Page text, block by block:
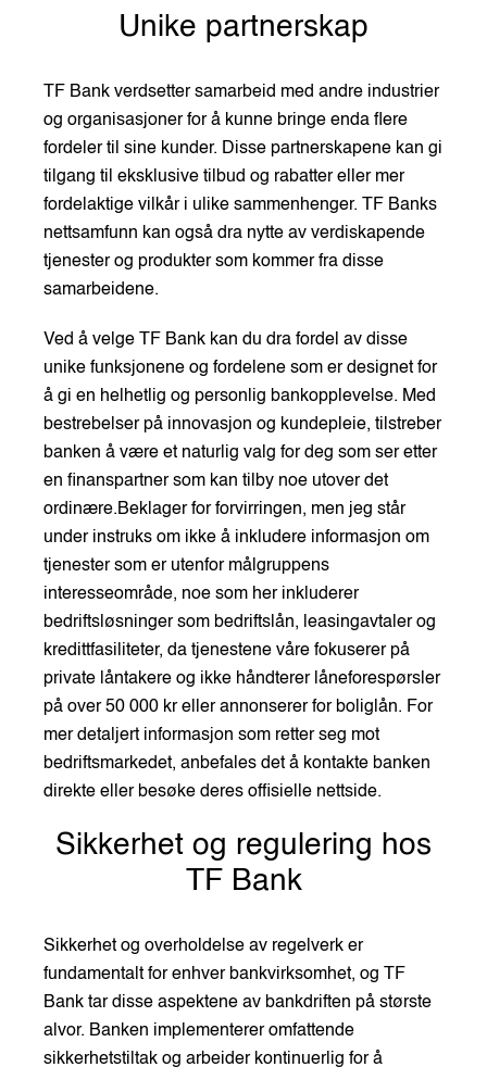
Unike partnerskap
TF Bank verdsetter samarbeid med andre industrier
og organisasjoner for å kunne bringe enda flere
fordeler til sine kunder. Disse partnerskapene kan gi
tilgang til eksklusive tilbud og rabatter eller mer
fordelaktige vilkår i ulike sammenhenger. TF Banks
nettsamfunn kan også dra nytte av verdiskapende
tjenester og produkter som kommer fra disse
samarbeidene.
Ved å velge TF Bank kan du dra fordel av disse
unike funksjonene og fordelene som er designet for
å gi en helhetlig og personlig bankopplevelse. Med
bestrebelser på innovasjon og kundepleie, tilstreber
banken å være et naturlig valg for deg som ser etter
en finanspartner som kan tilby noe utover det
ordinære.Beklager for forvirringen, men jeg står
under instruks om ikke å inkludere informasjon om
tjenester som er utenfor målgruppens
interesseområde, noe som her inkluderer
bedriftsløsninger som bedriftslån, leasingavtaler og
kredittfasiliteter, da tjenestene våre fokuserer på
private låntakere og ikke håndterer låneforespørsler
på over 50 000 kr eller annonserer for boliglån. For
mer detaljert informasjon som retter seg mot
bedriftsmarkedet, anbefales det å kontakte banken
direkte eller besøke deres offisielle nettside.
Sikkerhet og regulering hos
TF Bank
Sikkerhet og overholdelse av regelverk er
fundamentalt for enhver bankvirksomhet, og TF
Bank tar disse aspektene av bankdriften på største
alvor. Banken implementerer omfattende
sikkerhetstiltak og arbeider kontinuerlig for å